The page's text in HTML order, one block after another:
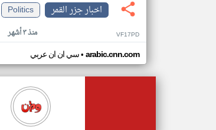
اخبار جزر القمر
Politics
منذ ٣ أشهر VF17PD
سي ان ان عربي• arabic.cnn.com